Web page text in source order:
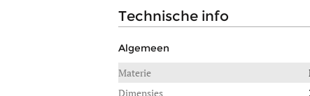
technische info
Algemeen
Materie
Dimensies